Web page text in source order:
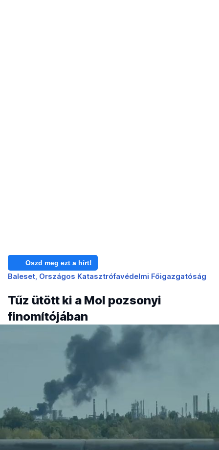
Oszd meg ezt a hírt!
Baleset Országos Katasztrófavédelmi Főigazgatóság
Tűz ütött ki a Mol pozsonyi
finomítójában